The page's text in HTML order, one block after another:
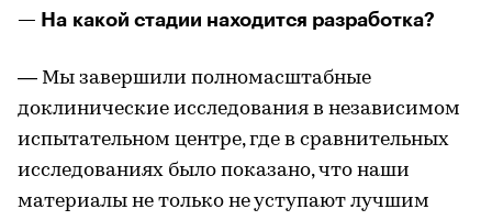
— На какой стадии находится разработка?
— Мы завершили полномасштабные
доклинические исследования в независимом
испытательном центре, где в сравнительных
исследованиях было показано, что наши
материалы не только не уступают лучшим